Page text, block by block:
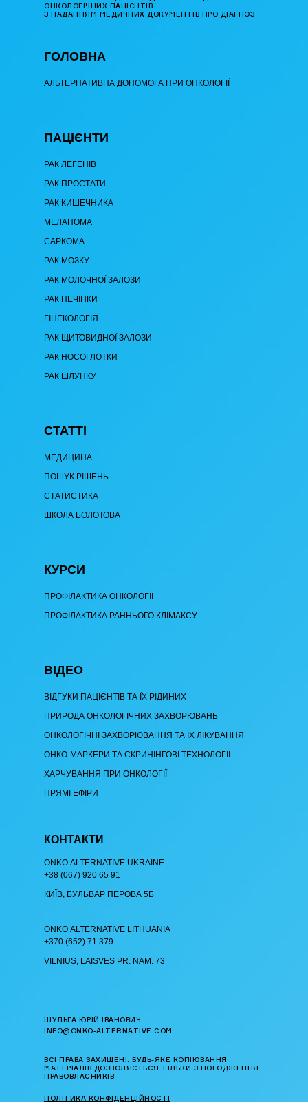
ОНКОЛОГІЧНИХ ПАЦІЄНТІВ
З НАДАННЯМ МЕДИЧНИХ ДОКУМЕНТІВ ПРО ДІАГНОЗ
ГОЛОВНА
АЛЬТЕРНАТИВНА ДОПОМОГА ПРИ ОНКОЛОГІЇ
ПАЦІЄНТИ
РАК ЛЕГЕНІВ
РАК ПРОСТАТИ
РАК КИШЕЧНИКА
МЕЛАНОМА
САРКОМА
РАК МОЗКУ
РАК МОЛОЧНОЇ ЗАЛОЗИ
РАК ПЕЧІНКИ
ГІНЕКОЛОГІЯ
РАК ЩИТОВИДНОЇ ЗАЛОЗИ
РАК НОСОГЛОТКИ
РАК ШЛУНКУ
СТАТТІ
МЕДИЦИНА
ПОШУК РІШЕНЬ
СТАТИСТИКА
ШКОЛА БОЛОТОВА
КУРСИ
ПРОФІЛАКТИКА ОНКОЛОГІЇ
ПРОФІЛАКТИКА РАННЬОГО КЛІМАКСУ
ВІДЕО
ВІДГУКИ ПАЦІЄНТІВ ТА ЇХ РІДИНИХ
ПРИРОДА ОНКОЛОГІЧНИХ ЗАХВОРЮВАНЬ
ОНКОЛОГІЧНІ ЗАХВОРЮВАННЯ ТА ЇХ ЛІКУВАННЯ
ОНКО-МАРКЕРИ ТА СКРИНІНГОВІ ТЕХНОЛОГІЇ
ХАРЧУВАННЯ ПРИ ОНКОЛОГІЇ
ПРЯМІ ЕФІРИ
КОНТАКТИ
ОNKO АLTERNATIVE UKRAINE
+38 (067) 920 65 91
КИЇВ, БУЛЬВАР ПЕРОВА 5Б
ОNKO АLTERNATIVE LITHUANIA
+370 (652) 71 379
VILNIUS, LAISVES PR. NAM. 73
ШУЛЬГА ЮРІЙ ІВАНОВИЧ
INFO@ONKO-ALTERNATIVE.COM
ВСІ ПРАВА ЗАХИЩЕНІ. БУДЬ-ЯКЕ КОПІЮВАННЯ
МАТЕРІАЛІВ ДОЗВОЛЯЄТЬСЯ ТІЛЬКИ З ПОГОДЖЕННЯ
ПРАВОВЛАСНИКІВ
ПОЛІТИКА КОНФІДЕНЦІЙНОСТІ